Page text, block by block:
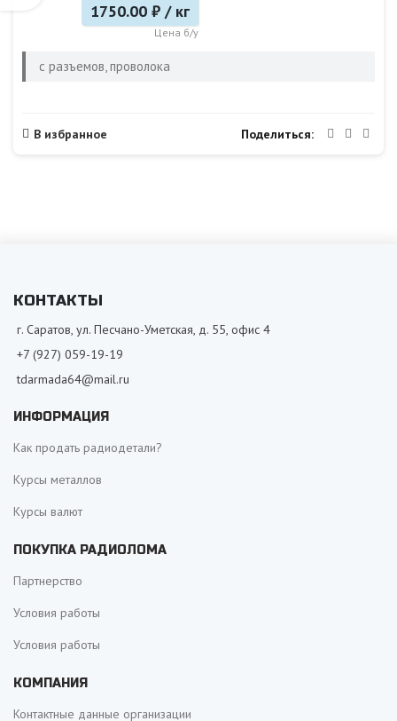
1750.00 ₽ / кг
Цена б/у
с разъемов, проволока
В избранное Поделиться
КОНТАКТЫ
г. Саратов, ул. Песчано-Уметская, д. 55, офис 4
+7 (927) 059-19-19
tdarmada64@mail.ru
ИНФОРМАЦИЯ
Как продать радиодетали?
Курсы металлов
Курсы валют
ПОКУПКА РАДИОЛОМА
Партнерство
Условия работы
Условия работы
КОМПАНИЯ
Контактные данные организации